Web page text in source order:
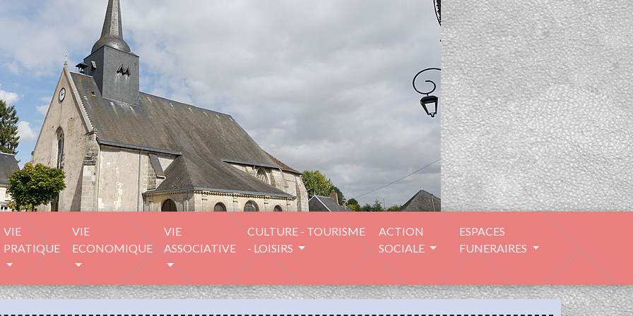
VIE
PRATIQUE
VIE
ECONOMIQUE
VIE
ASSOCIATIVE
CULTURE - TOURISME
- LOISIRS
ACTION
SOCIALE
ESPACES
FUNERAIRES